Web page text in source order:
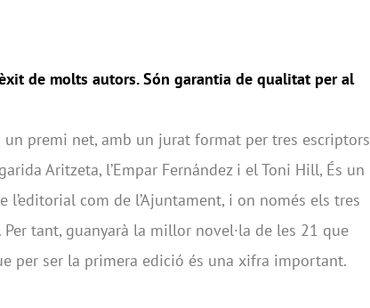
de molts autors. Són garantia de qualitat per al
un premi net, amb un jurat format per tres escriptors
Aritzeta, l’Empar Fernández i el Toni Hill, És un
l’editorial com de l’Ajuntament, i on només els tres
tant, guanyarà la millor novel·la de les 21 que
per ser la primera edició és una xifra important.